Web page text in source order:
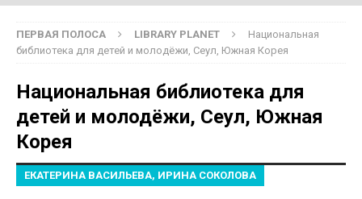
ПЕРВАЯ ПОЛОСА LIBRARY PLANET
Национальная
библиотека для детей и молодёжи, Сеул, Южная Корея
Национальная библиотека для
детей и молодёжи, Сеул, Южная
Корея
ЕКАТЕРИНА ВАСИЛЬЕВА, ИРИНА СОКОЛОВА